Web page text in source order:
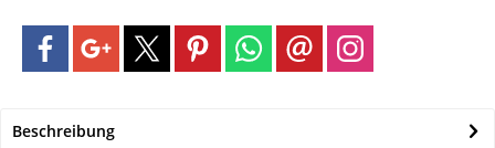
Beschreibung